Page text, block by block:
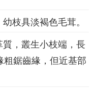
枝具淡褐色毛茸。
，叢生小枝端，長
粗鋸齒緣，但近基部